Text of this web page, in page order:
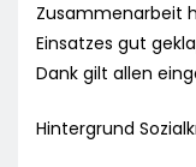
Zusammenarbeit
Einsatzes gut
Dank gilt allen
Hintergrund